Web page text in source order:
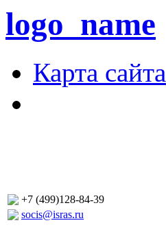
logo_name
Карта сайта
+7 (499)128-84-39
socis@isras.ru